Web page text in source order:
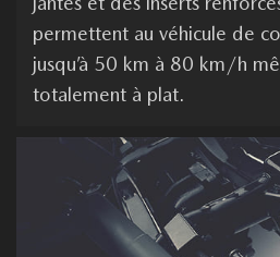
permettent au véhicule de
jusqu’à 50 km à 80 km/h
totalement à plat.